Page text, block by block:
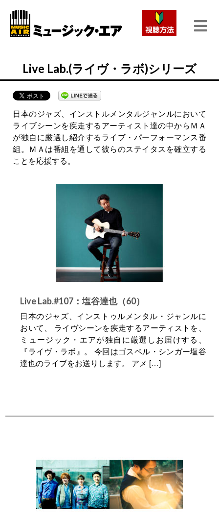
Live Lab.(ライヴ・ラボ)シリーズ
日本のジャズ、インストルメンタルジャンルにおいて
ライブシーンを疾走するアーティスト達の中からＭＡ
が独自に厳選し紹介するライブ・パーフォーマンス番
組。ＭＡは番組を通して彼らのステイタスを確立する
ことを応援する。
Live Lab.#107：塩谷達也（60）
日本のジャズ、インストゥルメンタル・ジャンルに
おいて、 ライヴシーンを疾走するアーティストを、
ミュージック・エアが独自に厳選しお届けする、
『ライヴ・ラボ』。 今回はゴスペル・シンガー塩谷
達也のライブをお送りします。 アメ […]